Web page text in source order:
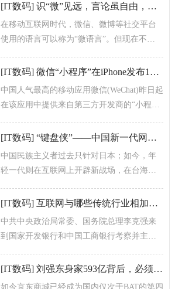
[IT数码] 识“微”见远，言论虽自由，也须谨言慎行
在移动互联网时代，微信、微博等社交平台
使用的语言可以称为“微语言”。但现在不
负面影响。因此，我们既要适应并发...
[IT数码] 微信“小程序”在iPhone发布10周年之际上线
中国人气最高的移动应用微信(WeChat)昨日起
在该应用中提供来自第三方开发商的“小程
订滴滴(Didi)的拼车...
[IT数码] “键盘侠”——中国新一代网络民族主义者
中国民族主义者过去只针对日本；如今，年
轻一代则在互联网上开辟新战场，在台海、
[IT数码] 互联网与哪些传统行业相加，听总理怎么说
中共中央政治局常委、国务院总理李克强来
到国家开发银行和中国工商银行考察并主持
扩大对外开放。积极发展“互联网+金融...
[IT数码] 刘强东身家593亿背后，必须感谢这三个漂亮女孩
如今京东商城已经成为国内仅次于BAT的第四